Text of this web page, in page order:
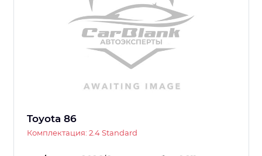
Toyota 86
Комплектация: 2.4 Standard